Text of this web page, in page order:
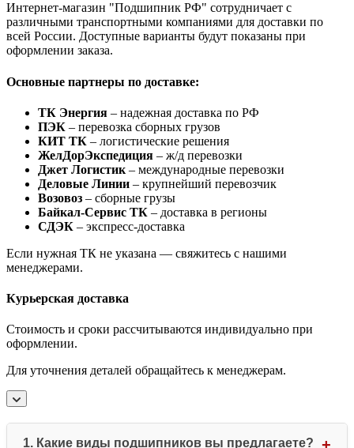
Интернет-магазин "Подшипник РФ" сотрудничает с
различными транспортными компаниями для доставки по
всей России. Доступные варианты будут показаны при
оформлении заказа.
Основные партнеры по доставке:
ТК Энергия – надежная доставка по РФ
ПЭК – перевозка сборных грузов
КИТ ТК – логистические решения
ЖелДорЭкспедиция – ж/д перевозки
Джет Логистик – международные перевозки
Деловые Линии – крупнейший перевозчик
Возовоз – сборные грузы
Байкал-Сервис ТК – доставка в регионы
СДЭК – экспресс-доставка
Если нужная ТК не указана — свяжитесь с нашими
менеджерами.
Курьерская доставка
Стоимость и сроки рассчитываются индивидуально при
оформлении.
Для уточнения деталей обращайтесь к менеджерам.
1. Какие виды подшипников вы предлагаете?